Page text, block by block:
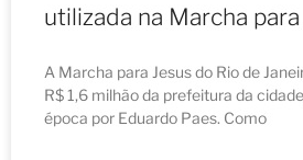
utilizada na Marcha
A Marcha para Jesus do Rio de
R$ 1,6 milhão da prefeitura da
época por Eduardo Paes. Como